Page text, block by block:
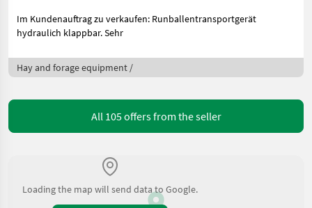
Im Kundenauftrag zu verkaufen: Runballentransportgerät
hydraulich klappbar. Sehr
Hay and forage equipment /
All 105 offers from the seller
Loading the map will send data to Google.